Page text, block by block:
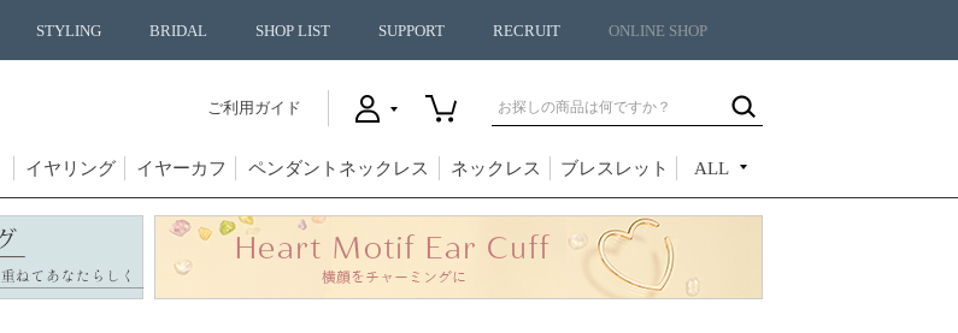
STYLING BRIDAL SHOP LIST SUPPORT RECRUIT ONLINE SHOP
ご利用ガイド
イヤリング イヤーカフ ペンダントネックレス ネックレス ブレスレット ALL